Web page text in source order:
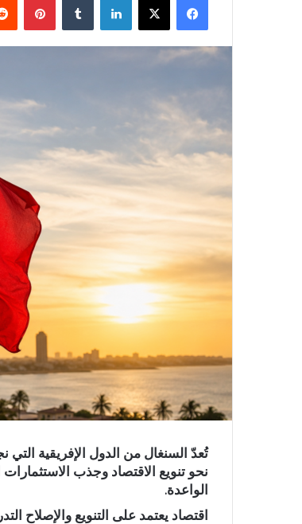
تُعدّ السنغال من الدول الإفريقية
نحو تنويع الاقتصاد وجذب
الواعدة.
اقتصاد يعتمد على التنويع والإصلاح